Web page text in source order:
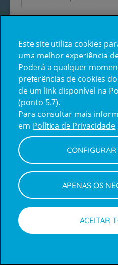
Esqueceu-se da
Inicie sessão
Centro de Apoio ao Cliente |
Este site utiliza cookies
uma melhor experiência
Poderá a qualquer
preferências de cookies
de um link disponível na
(ponto 5.7).
Para consultar mais
em Política de Privacidade
CONFIGURAR
APENAS OS
ACEITAR